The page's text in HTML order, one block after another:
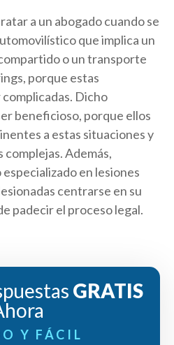
a un abogado cuando se
que implica un
o un transporte
porque estas
Dicho
beneficioso, porque ellos
a estas situaciones y
Además,
en lesiones
centrarse en su
padecir el proceso legal.
GRATIS
Y FÁCIL